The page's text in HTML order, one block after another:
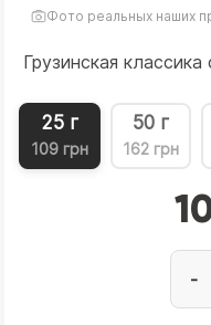
Фото реальных наших
Грузинская
25 г
109 грн
50 г
162 грн
-